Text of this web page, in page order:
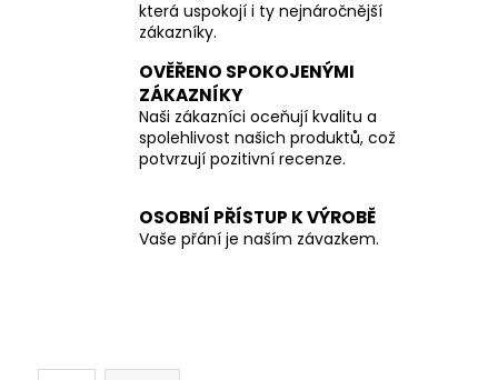
která uspokojí i ty nejnáročnější
zákazníky.
OVĚŘENO SPOKOJENÝMI
ZÁKAZNÍKY
Naši zákazníci oceňují kvalitu a
spolehlivost našich produktů, což
potvrzují pozitivní recenze.
OSOBNÍ PŘÍSTUP K VÝROBĚ
Vaše přání je naším závazkem.